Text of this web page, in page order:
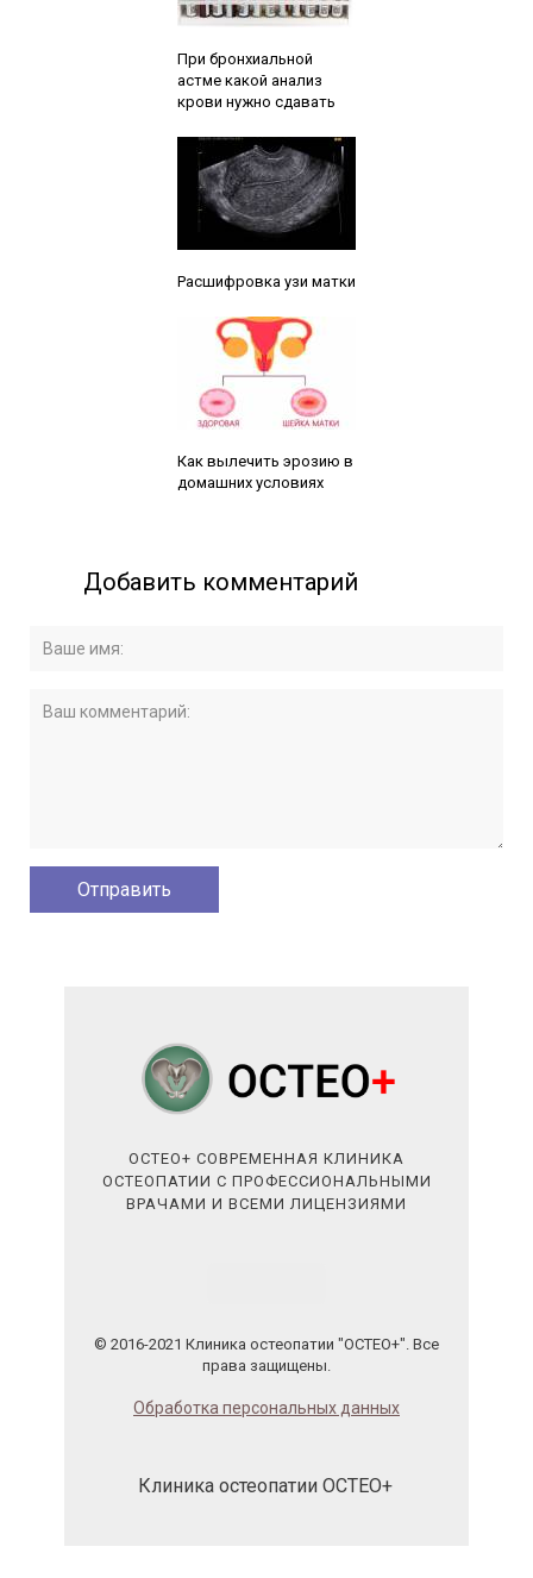
При бронхиальной
астме какой анализ
крови нужно сдавать
Расшифровка узи матки
Как вылечить эрозию в
домашних условиях
Добавить комментарий
ОСТЕО+ СОВРЕМЕННАЯ КЛИНИКА
ОСТЕОПАТИИ С ПРОФЕССИОНАЛЬНЫМИ
ВРАЧАМИ И ВСЕМИ ЛИЦЕНЗИЯМИ
© 2016-2021 Клиника остеопатии "ОСТЕО+". Все
права защищены.
Обработка персональных данных
Клиника остеопатии ОСТЕО+